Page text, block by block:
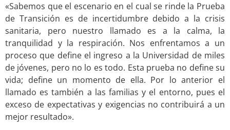
«Sabemos que el escenario en el cual se rinde la Prueba
de Transición es de incertidumbre debido a la crisis
sanitaria, pero nuestro llamado es a la calma, la
tranquilidad y la respiración. Nos enfrentamos a un
proceso que define el ingreso a la Universidad de miles
de jóvenes, pero no lo es todo. Esta prueba no define su
vida; define un momento de ella. Por lo anterior el
llamado es también a las familias y el entorno, pues el
exceso de expectativas y exigencias no contribuirá a un
mejor resultado».